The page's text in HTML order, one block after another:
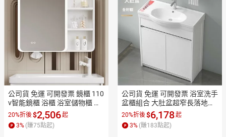
公司貨 免運 可開發票 鏡櫃 110
v智能鏡櫃 浴櫃 浴室儲物櫃 太
空鋁圓弧簡約浴室鏡櫃 高清防
霧衛生間掛墻式 帶美妝收納儲
物櫃工廠現貨直銷 售後保障 全
20%折後$2,506起
3% (賺75點起)
公司貨 免運 可開發票 浴室洗手
盆櫃組合 大肚盆超窄長落地立
柱式小號 尺寸洗臉池一體臺盆
工廠現貨直銷 售後保障 全館折
扣 店長新品推薦 7ZM83
20%折後$6,178起
3% (賺183點起)